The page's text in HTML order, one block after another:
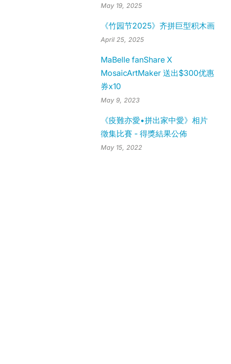
May 19, 2025
《竹园节2025》齐拼巨型积木画
April 25, 2025
MaBelle fanShare X
MosaicArtMaker 送出$300优惠
券x10
May 9, 2023
《疫難亦愛•拼出家中愛》相片
徵集比賽 - 得獎結果公佈
May 15, 2022